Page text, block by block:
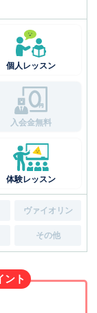
個人レッスン
入会金無料
体験レッスン
ヴァイオリン
その他
ント